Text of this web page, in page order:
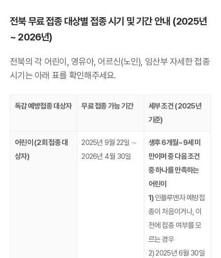
전북 무료 접종 대상별 접종 시기 및 기간 안내 (2025년
~ 2026년)
전북의 각 어린이, 영유아, 어르신(노인), 임산부 자세한 접종
시기는 아래 표를 확인해주세요.
독감 예방접종 대상자 무료 접종 가능 기간
세부 조건 (2025년
기준)
어린이 (2회 접종 대
상자)
2025년 9월 22일 ∼
2026년 4월 30일
생후 6개월~9세 미
만이며 중 다음 조건
중 하나를 만족하는
어린이
1)인플루엔자 예방접
종이 처음이거나, 이
전에 접종 여부를 모
르는 경우
2) 2025년 6월 30일